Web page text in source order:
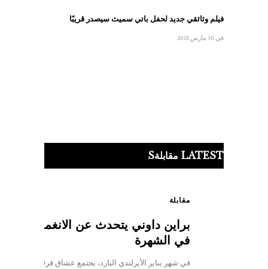
فيلم وثائقي جديد لحفل باتي سميث سيصدر قريبًا
في 30 مارس 2018
LATEST مقابلةS
مقابلة
براين داوني يتحدث عن الانغماس
في الشهرة
في شهر يناير الأيرلندي البارد، يجتمع عشاق فرقة ثين